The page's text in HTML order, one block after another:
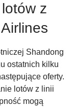
z
Shandong
ostatnich kilku
oferty.
lotów z linii
mogą